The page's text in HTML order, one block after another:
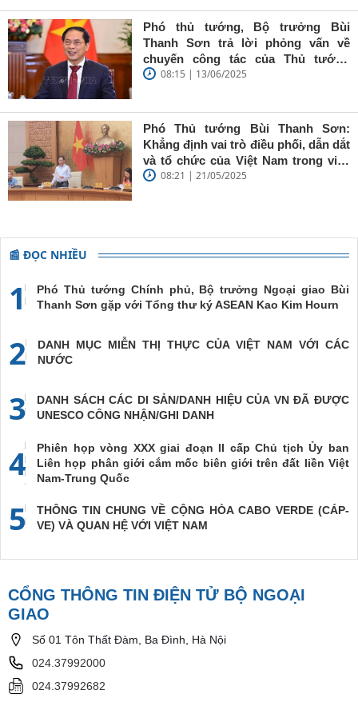
Sơn: Nhà
báo trẻ cần
giữ vững
'tâm trong,
Phó thủ tướng, Bộ trưởng Bùi
Thanh Sơn trả lời phỏng vấn về
chuyến công tác của Thủ tướng
Chính phủ đến Estonia, Pháp và
08:15 | 13/06/2025
Phó Thủ tướng Bùi Thanh Sơn:
Khẳng định vai trò điều phối, dẫn dắt
và tổ chức của Việt Nam trong việc
đề cao chủ nghĩa đa phương, đoàn
08:21 | 21/05/2025
📰 ĐỌC NHIỀU
1
Phó Thủ tướng Chính phủ, Bộ trưởng Ngoại giao Bùi
Thanh Sơn gặp với Tổng thư ký ASEAN Kao Kim Hourn
2
DANH MỤC MIỄN THỊ THỰC CỦA VIỆT NAM VỚI CÁC
NƯỚC
3
DANH SÁCH CÁC DI SẢN/DANH HIỆU CỦA VN ĐÃ ĐƯỢC
UNESCO CÔNG NHẬN/GHI DANH
4
Phiên họp vòng XXX giai đoạn II cấp Chủ tịch Ủy ban
Liên họp phân giới cắm mốc biên giới trên đất liền Việt
Nam-Trung Quốc
5
THÔNG TIN CHUNG VỀ CỘNG HÒA CABO VERDE (CÁP-
VE) VÀ QUAN HỆ VỚI VIỆT NAM
CỔNG THÔNG TIN ĐIỆN TỬ BỘ NGOẠI
GIAO
Số 01 Tôn Thất Đàm, Ba Đình, Hà Nội
024.37992000
024.37992682